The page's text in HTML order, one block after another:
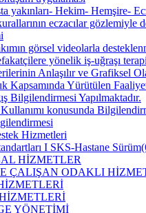
yakınları- Hekim- Hemşire-
eczacılar gözlemiyle
görsel videolarla
yönelik iş-uğraşı
Anlaşılır ve Grafiksel
Kapsamında Yürütülen
Bilgilendirmesi Yapılmaktadır.
konusunda
Hizmetleri
I SKS-Hastane
HİZMETLER
ÇALIŞAN ODAKLI
YÖNETİMİ